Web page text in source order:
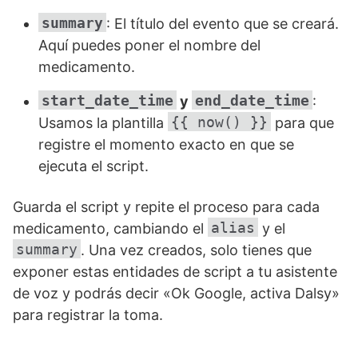
summary : El título del evento que se creará.
Aquí puedes poner el nombre del
medicamento.
start_date_time y end_date_time :
Usamos la plantilla {{ now() }} para que
registre el momento exacto en que se
ejecuta el script.
Guarda el script y repite el proceso para cada
medicamento, cambiando el alias y el
summary . Una vez creados, solo tienes que
exponer estas entidades de script a tu asistente
de voz y podrás decir «Ok Google, activa Dalsy»
para registrar la toma.